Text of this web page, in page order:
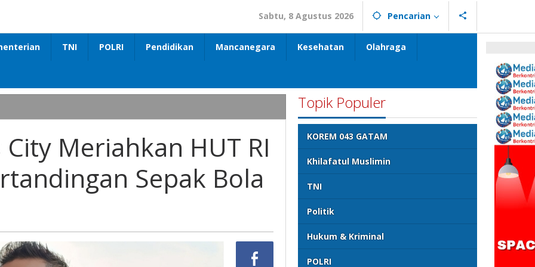
Sabtu, 8 Agustus 2026 Pencarian
TNI POLRI Pendidikan Mancanegara Kesehatan Olahraga
Meriahkan HUT RI
Sepak Bola
Topik Populer
KOREM 043 GATAM
Khilafatul Muslimin
TNI
Politik
Hukum & Kriminal
POLRI